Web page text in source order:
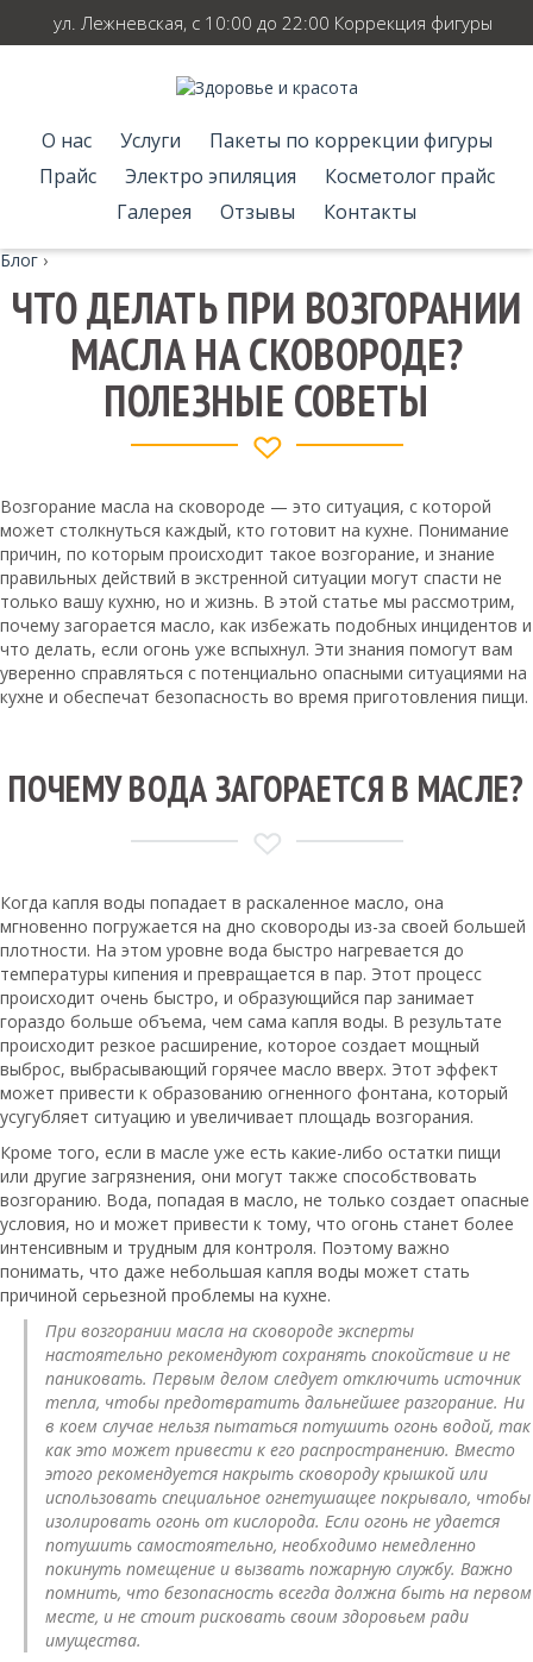
ул. Лежневская, с 10:00 до 22:00 Коррекция фигуры
О нас Услуги
Пакеты по коррекции фигуры
Прайс
Электро эпиляция
Косметолог прайс
Галерея
Отзывы Контакты
Блог ›
ЧТО ДЕЛАТЬ ПРИ ВОЗГОРАНИИ
МАСЛА НА СКОВОРОДЕ?
ПОЛЕЗНЫЕ СОВЕТЫ
Возгорание масла на сковороде — это ситуация, с которой
может столкнуться каждый, кто готовит на кухне. Понимание
причин, по которым происходит такое возгорание, и знание
правильных действий в экстренной ситуации могут спасти не
только вашу кухню, но и жизнь. В этой статье мы рассмотрим,
почему загорается масло, как избежать подобных инцидентов и
что делать, если огонь уже вспыхнул. Эти знания помогут вам
уверенно справляться с потенциально опасными ситуациями на
кухне и обеспечат безопасность во время приготовления пищи.
ПОЧЕМУ ВОДА ЗАГОРАЕТСЯ В МАСЛЕ?
Когда капля воды попадает в раскаленное масло, она
мгновенно погружается на дно сковороды из-за своей большей
плотности. На этом уровне вода быстро нагревается до
температуры кипения и превращается в пар. Этот процесс
происходит очень быстро, и образующийся пар занимает
гораздо больше объема, чем сама капля воды. В результате
происходит резкое расширение, которое создает мощный
выброс, выбрасывающий горячее масло вверх. Этот эффект
может привести к образованию огненного фонтана, который
усугубляет ситуацию и увеличивает площадь возгорания.
Кроме того, если в масле уже есть какие-либо остатки пищи
или другие загрязнения, они могут также способствовать
возгоранию. Вода, попадая в масло, не только создает опасные
условия, но и может привести к тому, что огонь станет более
интенсивным и трудным для контроля. Поэтому важно
понимать, что даже небольшая капля воды может стать
причиной серьезной проблемы на кухне.
При возгорании масла на сковороде эксперты
настоятельно рекомендуют сохранять спокойствие и не
паниковать. Первым делом следует отключить источник
тепла, чтобы предотвратить дальнейшее разгорание. Ни
в коем случае нельзя пытаться потушить огонь водой, так
как это может привести к его распространению. Вместо
этого рекомендуется накрыть сковороду крышкой или
использовать специальное огнетушащее покрывало, чтобы
изолировать огонь от кислорода. Если огонь не удается
потушить самостоятельно, необходимо немедленно
покинуть помещение и вызвать пожарную службу. Важно
помнить, что безопасность всегда должна быть на первом
месте, и не стоит рисковать своим здоровьем ради
имущества.